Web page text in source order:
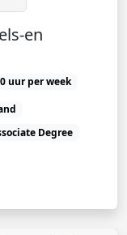
en
uur per week
Degree